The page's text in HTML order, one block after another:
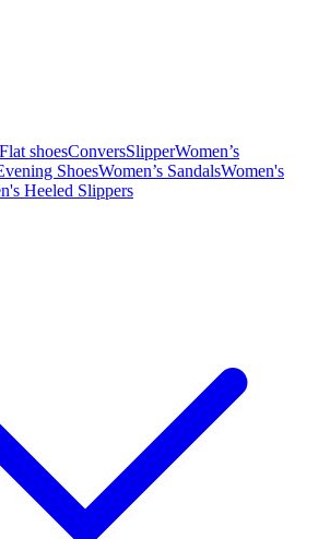
Flat shoesConversSlipperWomen’s
ShoesWomen’s SandalsWomen's
Heeled Slippers